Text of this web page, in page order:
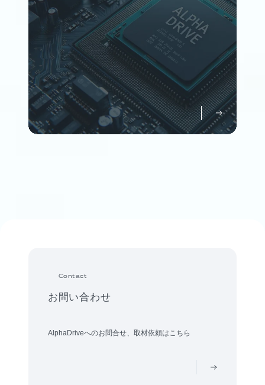
Contact
お問い合わせ
AlphaDriveへのお問合せ、取材依頼はこちら